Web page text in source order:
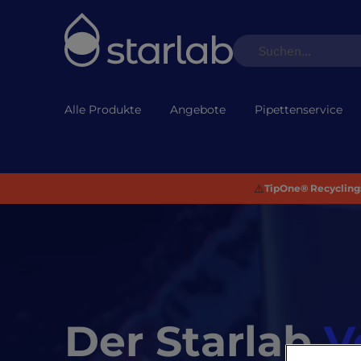
Alle Produkte Angebote Pipettenservice
⚠️TipOne®
Der Starlab